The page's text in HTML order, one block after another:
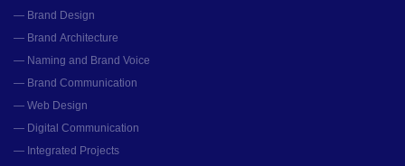
— Brand Design
— Brand Architecture
— Naming and Brand Voice
— Brand Communication
— Web Design
— Digital Communication
— Integrated Projects